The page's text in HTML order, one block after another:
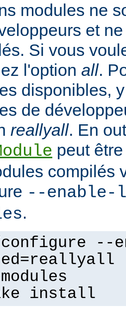
modules ne
et
Si vous
l'option all.
disponibles,
de
reallyall. En
peut
compilés
--
.
--
install